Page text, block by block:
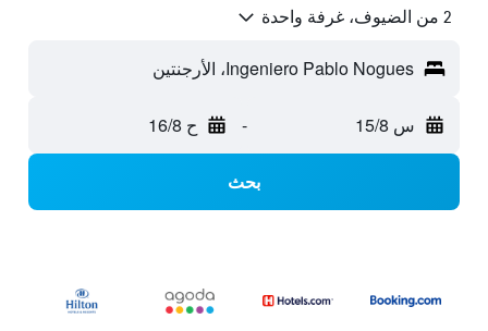
2 من الضيوف، غرفة واحدة
Ingeniero Pablo Nogues، الأرجنتين
س 15/8 - ح 16/8
بحث